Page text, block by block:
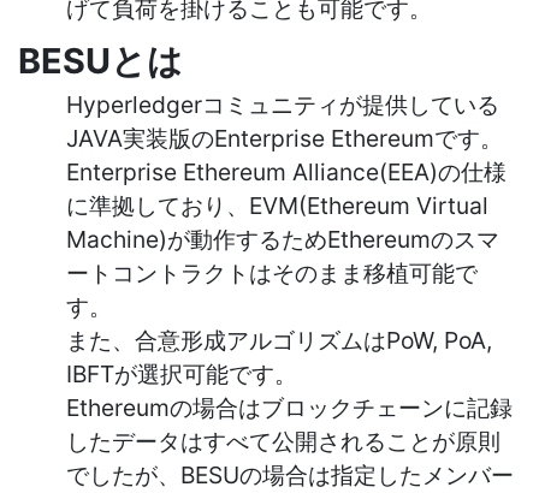
げて負荷を掛けることも可能です。
BESUとは
Hyperledgerコミュニティが提供している
JAVA実装版のEnterprise Ethereumです。
Enterprise Ethereum Alliance(EEA)の仕様
に準拠しており、EVM(Ethereum Virtual
Machine)が動作するためEthereumのスマ
ートコントラクトはそのまま移植可能で
す。
また、合意形成アルゴリズムはPoW, PoA,
IBFTが選択可能です。
Ethereumの場合はブロックチェーンに記録
したデータはすべて公開されることが原則
でしたが、BESUの場合は指定したメンバー